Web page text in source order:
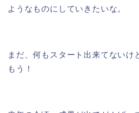
ようなものにしていきたいな。
まだ、何もスタート出来てないけ
もう！